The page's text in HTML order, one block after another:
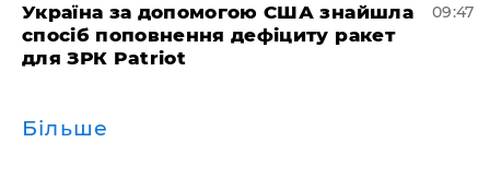
Україна за допомогою США знайшла
спосіб поповнення дефіциту ракет
для ЗРК Patriot
09:47
Більше